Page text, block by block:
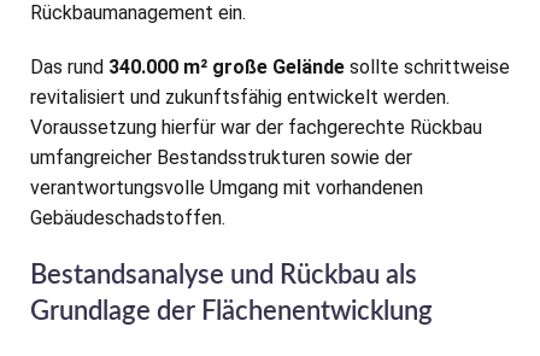
Rückbaumanagement ein.
Das rund 340.000 m² große Gelände sollte schrittweise
revitalisiert und zukunftsfähig entwickelt werden.
Voraussetzung hierfür war der fachgerechte Rückbau
umfangreicher Bestandsstrukturen sowie der
verantwortungsvolle Umgang mit vorhandenen
Gebäudeschadstoffen.
Bestandsanalyse und Rückbau als
Grundlage der Flächenentwicklung